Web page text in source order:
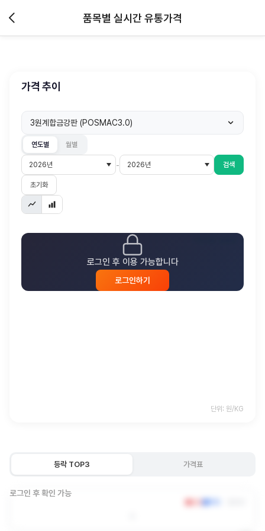
품목별 실시간 유통가격
가격 추이
3원계합금강판 (POSMAC3.0)
연도별 월별
- 검색
초기화
로그인 후 이용 가능합니다
로그인하기
단위: 원/KG
등락 TOP3 가격표
로그인 후 확인 가능